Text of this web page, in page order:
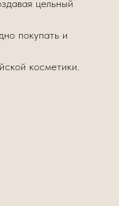
цельный
покупать и
косметики.